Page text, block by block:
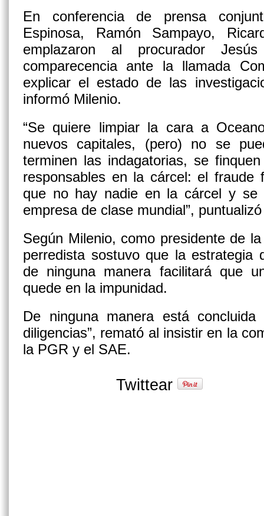
En conferencia de prensa
Espinosa, Ramón Sampayo,
emplazaron al procurador
comparecencia ante la llamada
explicar el estado de las
informó Milenio.
“Se quiere limpiar la cara a
nuevos capitales, (pero) no se
terminen las indagatorias, se
responsables en la cárcel: el fraude
que no hay nadie en la cárcel y se
empresa de clase mundial”,
Según Milenio, como presidente de
perredista sostuvo que la estrategia
de ninguna manera facilitará que
quede en la impunidad.
De ninguna manera está
diligencias”, remató al insistir en la
la PGR y el SAE.
Twittear